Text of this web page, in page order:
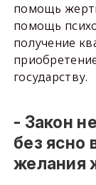
помощь
помощь
получение
государству.
- Закон
без ясно
желания